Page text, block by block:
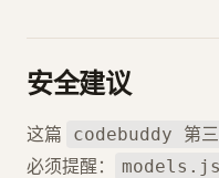
安全建议
这篇 codebuddy 第
必须提醒：